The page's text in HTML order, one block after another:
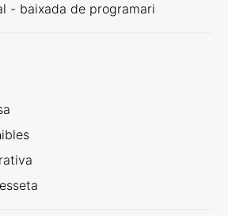
- baixada de programari